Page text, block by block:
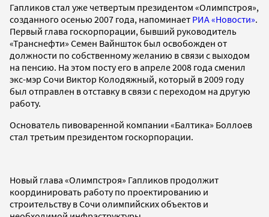
Гапликов стал уже четвертым президентом «Олимпстроя»,
созданного осенью 2007 года, напоминает РИА «Новости».
Первый глава госкорпорации, бывший руководитель
«Транснефти» Семен Вайншток был освобожден от
должности по собственному желанию в связи с выходом
на пенсию. На этом посту его в апреле 2008 года сменил
экс-мэр Сочи Виктор Колодяжный, который в 2009 году
был отправлен в отставку в связи с переходом на другую
работу.
Основатель пивоваренной компании «Балтика» Боллоев
стал третьим президентом госкорпорации.
Новый глава «Олимпстроя» Гапликов продолжит
координировать работу по проектированию и
строительству в Сочи олимпийских объектов и